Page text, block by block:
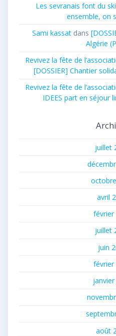
Les sevranais font du
ensemble, on
Sami kassatdans
Algérie
Revivez la fête de
[DOSSIER] Chantier
Revivez la fête de
IDEES part en séjour
juillet
avril
février
juillet
juin
février
août